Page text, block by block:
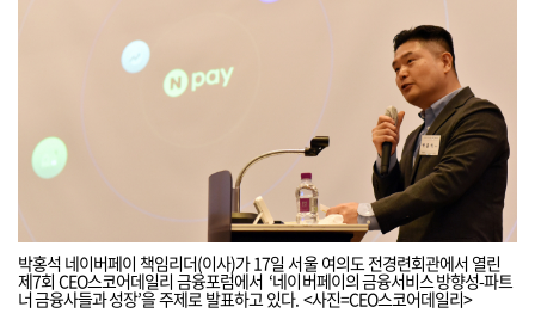
박홍석 네이버페이 책임리더(이사)가 17일 서울 여의도 전경련회관에서 열린
제7회 CEO스코어데일리 금융포럼에서 ‘네이버페이의 금융서비스 방향성-파트
너 금융사들과 성장’을 주제로 발표하고 있다. <사진=CEO스코어데일리>